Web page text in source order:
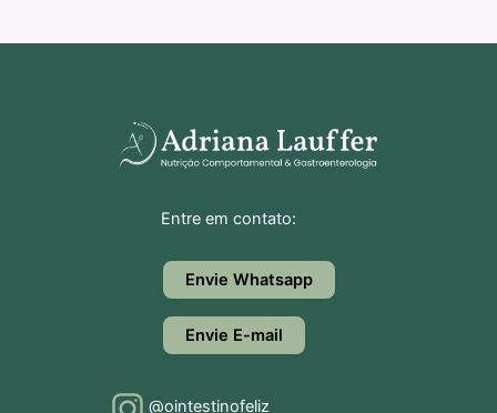
Entre em contato:
Envie Whatsapp
Envie E-mail
@ointestinofeliz